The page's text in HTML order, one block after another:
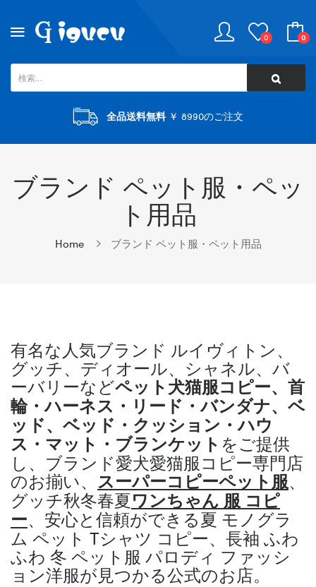
0 0
全品送料無料￥ 8990のご注文
ブランド ペット服・ペッ
ト用品
Home ブランド ペット服・ペット用品
有名な人気ブランド ルイヴィトン、
グッチ、ディオール、シャネル、バ
ーバリーなどペット犬猫服コピー、 首
輪・ハーネス・リード・バンダナ、ベ
ッド、ベッド・クッション・ハウ
ス・マット・ブランケット をご提供
し 、ブランド愛犬愛猫服コピー専門店
のお揃い、 スーパーコピーペット服、
グッチ秋冬春夏ワンちゃん 服 コピ
ー、 安心と信頼ができる夏 モノグラ
ム ペット Tシャツ コピー、長袖 ふわ
ふわ 冬 ペット服 パロディ ファッシ
ョン洋服が見つかる公式のお店。